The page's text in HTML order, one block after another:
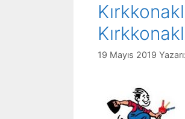
19 Mayıs 2019 Yazarı: